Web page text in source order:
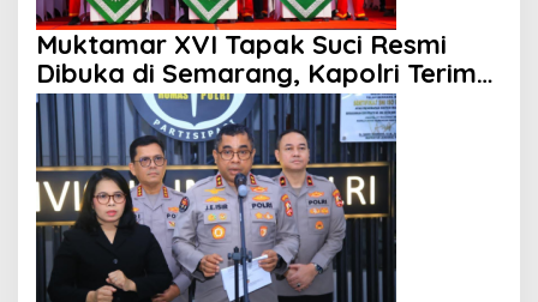
Muktamar XVI Tapak Suci Resmi
Dibuka di Semarang, Kapolri Terima
Anugerah Anggota Kehormatan